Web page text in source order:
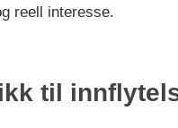
reell interesse.
til